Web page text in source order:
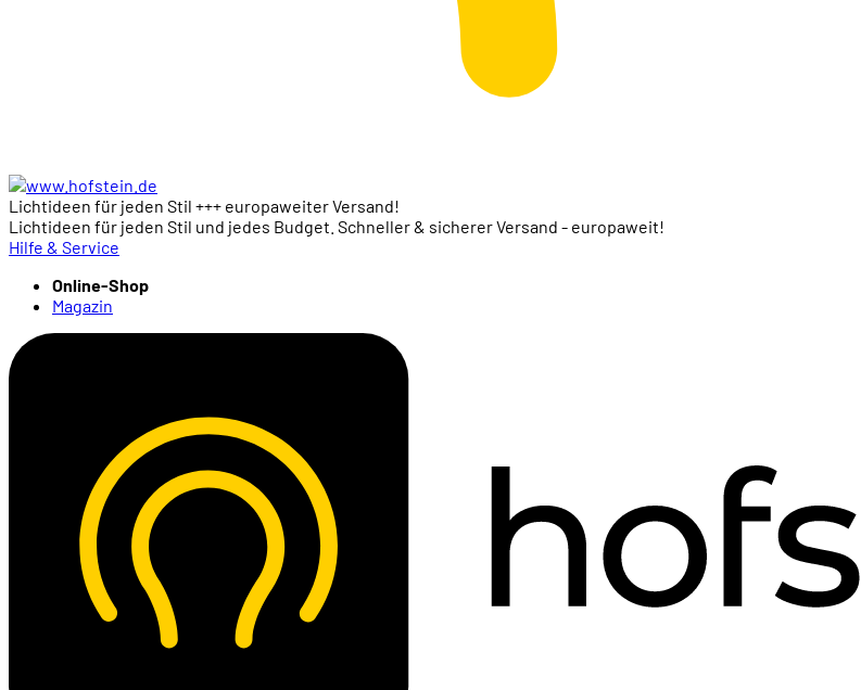
Lichtideen für jeden Stil +++ europaweiter Versand!
Lichtideen für jeden Stil und jedes Budget. Schneller & sicherer Versand - europaweit!
Hilfe & Service
Online-Shop
Magazin